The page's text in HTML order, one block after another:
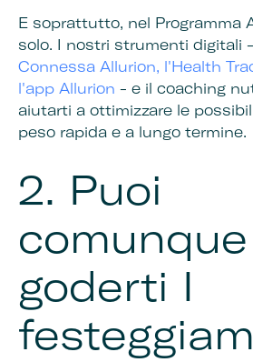
E soprattutto, nel Programma
solo. I nostri strumenti digitali -
Connessa Allurion, l'Health
l'app Allurion - e il coaching
aiutarti a ottimizzare le
peso rapida e a lungo termine.
2. Puoi
comunque
goderti I